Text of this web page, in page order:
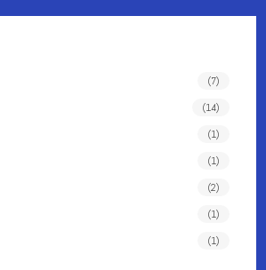
om
(7)
(14)
(1)
(1)
(2)
(1)
(1)